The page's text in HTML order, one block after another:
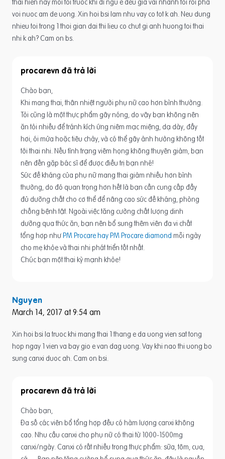
thai hien nay moi toi truoc khi di ngu e deu gia vai nhanh toi roi pha
voi nuoc am de uong. Xin hoi bsi lam nhu vay co tot k ah. Neu dung
nhieu toi trong 1 thoi gian dai thi lieu co chut gi anh huong toi thai
nhi k ah? Cam on bs.
procarevn
Chào bạn,
Khi mang thai, thân nhiệt người phụ nữ cao hơn bình thường.
Tỏi cũng là một thực phẩm gây nóng, do vậy bạn không nên
ăn tỏi nhiều để tránh kích ứng niêm mạc miệng, dạ dày, đầy
hơi, ói mửa hoặc tiêu chảy, và có thể gây ảnh hưởng không tốt
tới thai nhi. Nếu tình trạng viêm họng không thuyên giảm, bạn
nên đến gặp bác sĩ để được điều trị bạn nhé!
Sức đề kháng của phụ nữ mang thai giảm nhiều hơn bình
thường, do đó quan trọng hơn hết là bạn cần cung cấp đầy
đủ dưỡng chất cho cơ thể để nâng cao sức đề kháng, phòng
chống bệnh tật. Ngoài việc tăng cường chất lượng dinh
dưỡng qua thức ăn, bạn nên bổ sung thêm viên đa vi chất
tổng hợp nhưPM Procare hay PM Procare diamond mỗi ngày
cho mẹ khỏe và thai nhi phát triển tốt nhất.
Chúc bạn một thai kỳ mạnh khỏe!
Nguyen
March 14, 2017 at 9:54 am
Xin hoi bsi la truoc khi mang thai 1 thang e da uong vien sat tong
hop ngay 1 vien va bay gio e van dag uong. Vay khi nao thi uong bo
sung canxi duoc ah. Cam on bsi.
procarevn
Chào bạn,
Đa số các viên bổ tổng hợp đều có hàm lượng canxi không
cao. Nhu cầu canxi cho phụ nữ có thai từ 1000-1500mg
canxi/ngày. Canxi có rất nhiều trong thực phẩm: sữa, tôm, cua,